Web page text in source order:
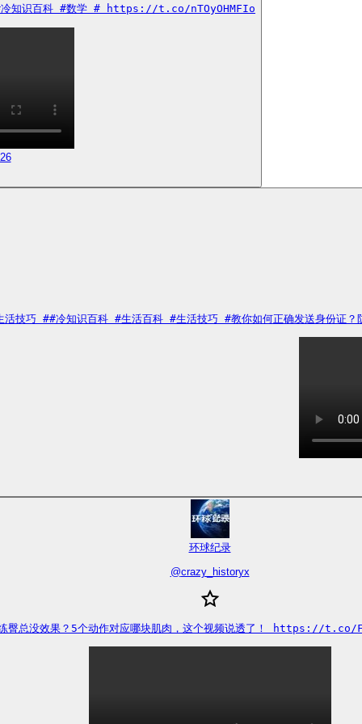
#冷知识百科 #数学 # https://t.co/nTOyOHMFIo
活技巧 ##冷知识百科 #生活百科 #生活技巧 #教你如何正确发送身
环球纪录
@crazy_historyx
臀总没效果？5个动作对应哪块肌肉，这个视频说透了！ https://t.co/